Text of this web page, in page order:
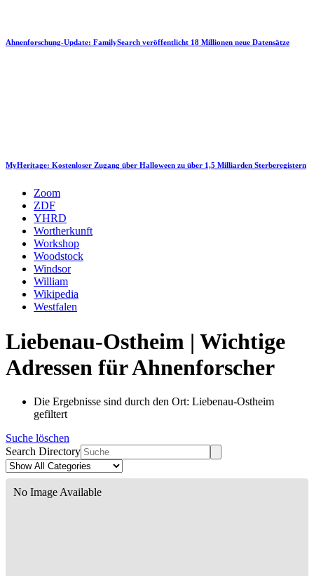
Ahnenforschung-Update: FamilySearch veröffentlicht 18 Millionen neue Datensätze
MyHeritage: Kostenloser Zugang über Halloween zu über 1,5 Milliarden Sterberegistern
Zoom
ZDF
YHRD
Wortherkunft
Workshop
Woodstock
Windsor
William
Wikipedia
Westfalen
Liebenau-Ostheim | Wichtige
Adressen für Ahnenforscher
Die Ergebnisse sind durch den Ort: Liebenau-Ostheim
gefiltert
Suche löschen
Search Directory
No Image Available